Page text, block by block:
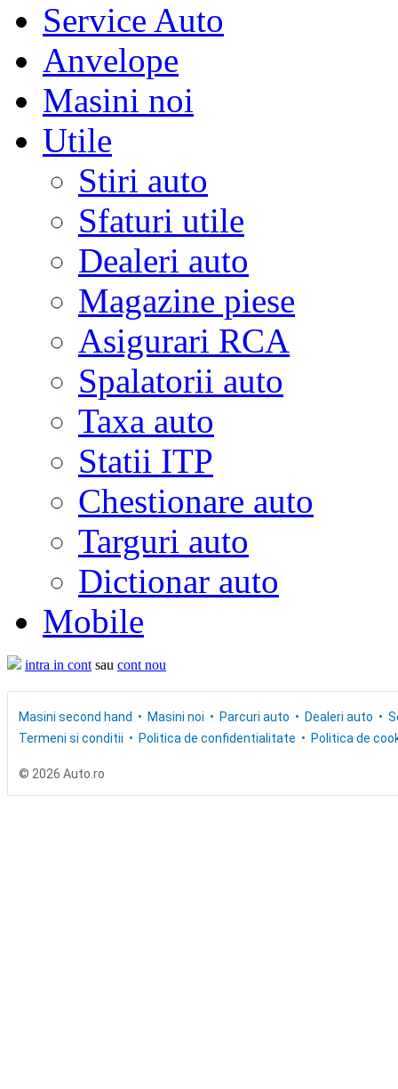
Service Auto
Anvelope
Masini noi
Utile
Stiri auto
Sfaturi utile
Dealeri auto
Magazine piese
Asigurari RCA
Spalatorii auto
Taxa auto
Statii ITP
Chestionare auto
Targuri auto
Dictionar auto
Mobile
intra in cont sau cont nou
Masini second hand Masini noi Parcuri auto Dealeri auto
Termeni si conditii
Politica de confidentialitate Politica de
© 2026 Auto.ro